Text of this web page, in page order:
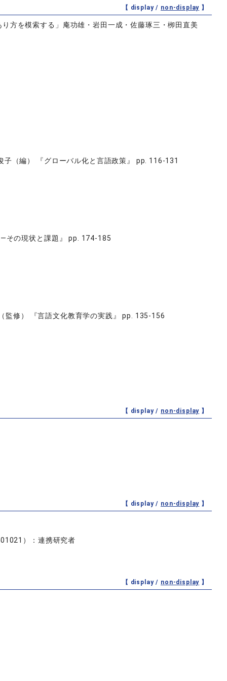
【 display / non-display 】
方を模索する」庵功雄・岩田一成・佐藤琢三・栁田直美
子（編） 『グローバル化と言語政策』 pp. 116-131
―その現状と課題』 pp. 174-185
監修） 『言語文化教育学の実践』 pp. 135-156
【 display / non-display 】
【 display / non-display 】
）：連携研究者
【 display / non-display 】